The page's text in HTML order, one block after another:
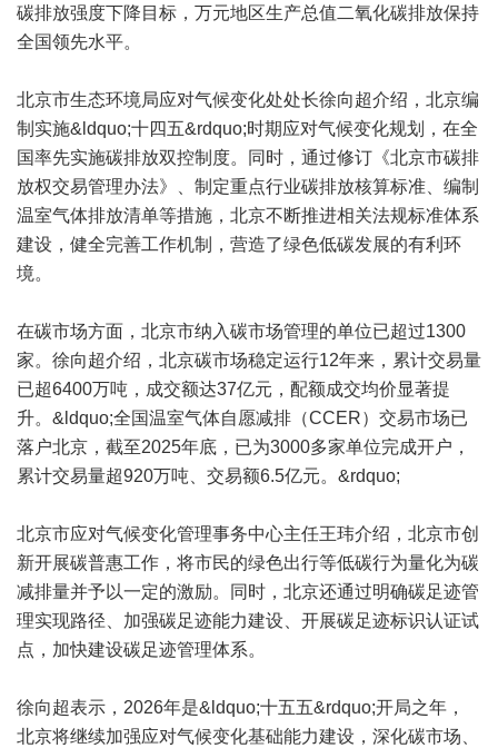
碳排放强度下降目标，万元地区生产总值二氧化碳排放保持
全国领先水平。
北京市生态环境局应对气候变化处处长徐向超介绍，北京编
制实施&ldquo;十四五&rdquo;时期应对气候变化规划，在全
国率先实施碳排放双控制度。同时，通过修订《北京市碳排
放权交易管理办法》、制定重点行业碳排放核算标准、编制
温室气体排放清单等措施，北京不断推进相关法规标准体系
建设，健全完善工作机制，营造了绿色低碳发展的有利环
境。
在碳市场方面，北京市纳入碳市场管理的单位已超过1300
家。徐向超介绍，北京碳市场稳定运行12年来，累计交易量
已超6400万吨，成交额达37亿元，配额成交均价显著提
升。&ldquo;全国温室气体自愿减排（CCER）交易市场已
落户北京，截至2025年底，已为3000多家单位完成开户，
累计交易量超920万吨、交易额6.5亿元。&rdquo;
北京市应对气候变化管理事务中心主任王玮介绍，北京市创
新开展碳普惠工作，将市民的绿色出行等低碳行为量化为碳
减排量并予以一定的激励。同时，北京还通过明确碳足迹管
理实现路径、加强碳足迹能力建设、开展碳足迹标识认证试
点，加快建设碳足迹管理体系。
徐向超表示，2026年是&ldquo;十五五&rdquo;开局之年，
北京将继续加强应对气候变化基础能力建设，深化碳市场、